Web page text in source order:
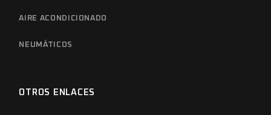
AIRE ACONDICIONADO
NEUMÁTICOS
OTROS ENLACES